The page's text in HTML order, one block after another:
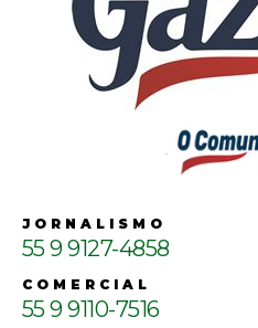
JORNALISMO
55 9 9127-4858
COMERCIAL
55 9 9110-7516